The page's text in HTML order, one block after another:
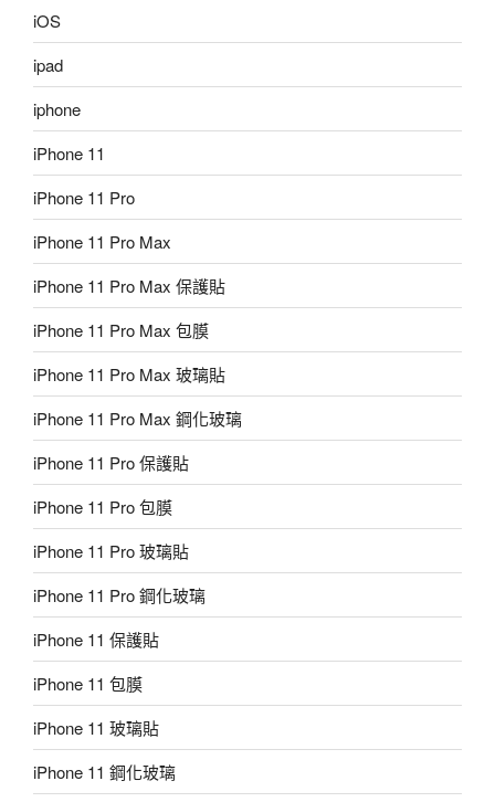
iOS
ipad
iphone
iPhone 11
iPhone 11 Pro
iPhone 11 Pro Max
iPhone 11 Pro Max 保護貼
iPhone 11 Pro Max 包膜
iPhone 11 Pro Max 玻璃貼
iPhone 11 Pro Max 鋼化玻璃
iPhone 11 Pro 保護貼
iPhone 11 Pro 包膜
iPhone 11 Pro 玻璃貼
iPhone 11 Pro 鋼化玻璃
iPhone 11 保護貼
iPhone 11 包膜
iPhone 11 玻璃貼
iPhone 11 鋼化玻璃